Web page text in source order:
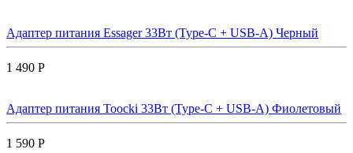
Адаптер питания Essager 33Вт (Type-C + USB-A) Черный
1 490 Р
Адаптер питания Toocki 33Вт (Type-C + USB-A) Фиолетовый
1 590 Р